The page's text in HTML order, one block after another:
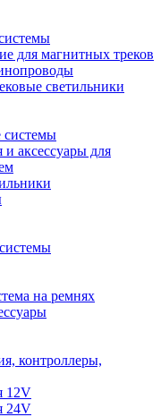
для магнитных треков
светильники
аксессуары для
на ремнях
контроллеры,
12V
24V